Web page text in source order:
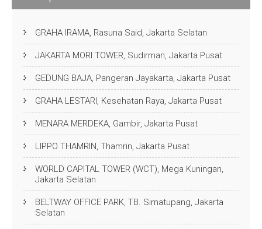
GRAHA IRAMA, Rasuna Said, Jakarta Selatan
JAKARTA MORI TOWER, Sudirman, Jakarta Pusat
GEDUNG BAJA, Pangeran Jayakarta, Jakarta Pusat
GRAHA LESTARI, Kesehatan Raya, Jakarta Pusat
MENARA MERDEKA, Gambir, Jakarta Pusat
LIPPO THAMRIN, Thamrin, Jakarta Pusat
WORLD CAPITAL TOWER (WCT), Mega Kuningan,
Jakarta Selatan
BELTWAY OFFICE PARK, TB. Simatupang, Jakarta
Selatan